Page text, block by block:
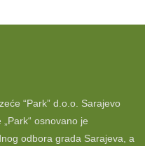
“Park” d.o.o. Sarajevo
osnovano je
odbora grada Sarajeva, a